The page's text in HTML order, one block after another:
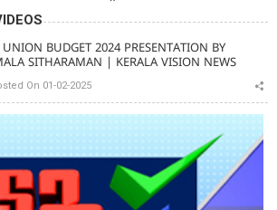
UNION BUDGET 2024 PRESENTATION BY
SITHARAMAN | KERALA VISION NEWS
On 01-02-2025